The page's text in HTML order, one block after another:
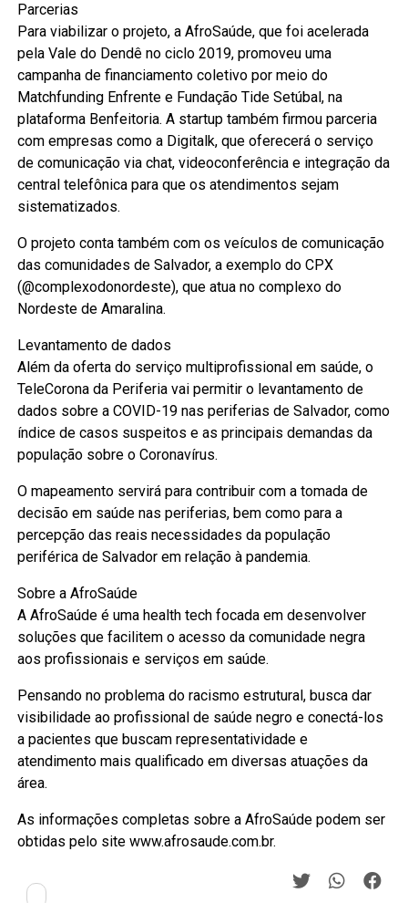
Parcerias
Para viabilizar o projeto, a AfroSaúde, que foi acelerada
pela Vale do Dendê no ciclo 2019, promoveu uma
campanha de financiamento coletivo por meio do
Matchfunding Enfrente e Fundação Tide Setúbal, na
plataforma Benfeitoria. A startup também firmou parceria
com empresas como a Digitalk, que oferecerá o serviço
de comunicação via chat, videoconferência e integração da
central telefônica para que os atendimentos sejam
sistematizados.
O projeto conta também com os veículos de comunicação
das comunidades de Salvador, a exemplo do CPX
(@complexodonordeste), que atua no complexo do
Nordeste de Amaralina.
Levantamento de dados
Além da oferta do serviço multiprofissional em saúde, o
TeleCorona da Periferia vai permitir o levantamento de
dados sobre a COVID-19 nas periferias de Salvador, como
índice de casos suspeitos e as principais demandas da
população sobre o Coronavírus.
O mapeamento servirá para contribuir com a tomada de
decisão em saúde nas periferias, bem como para a
percepção das reais necessidades da população
periférica de Salvador em relação à pandemia.
Sobre a AfroSaúde
A AfroSaúde é uma health tech focada em desenvolver
soluções que facilitem o acesso da comunidade negra
aos profissionais e serviços em saúde.
Pensando no problema do racismo estrutural, busca dar
visibilidade ao profissional de saúde negro e conectá-los
a pacientes que buscam representatividade e
atendimento mais qualificado em diversas atuações da
área.
As informações completas sobre a AfroSaúde podem ser
obtidas pelo site www.afrosaude.com.br.